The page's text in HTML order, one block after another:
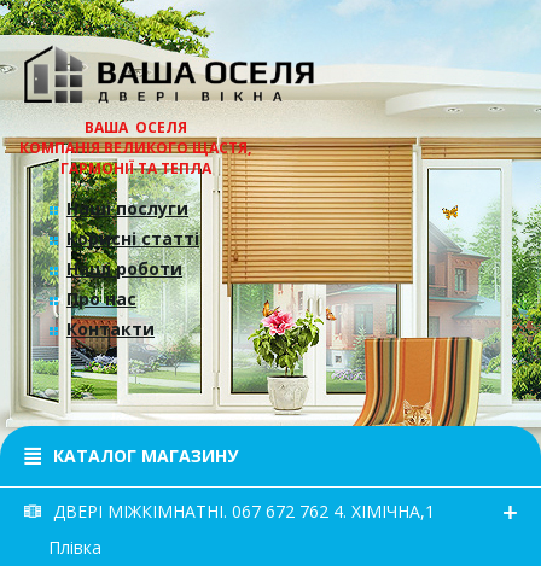
ВАША ОСЕЛЯ
КОМПАНІЯ ВЕЛИКОГО ЩАСТЯ,
ГАРМОНІЇ ТА ТЕПЛА
Наші послуги
Корисні статті
Наші роботи
Про нас
Контакти
КАТАЛОГ МАГАЗИНУ
ДВЕРІ МІЖКІМНАТНІ. 067 672 762 4. ХІМІЧНА,1
Плівка